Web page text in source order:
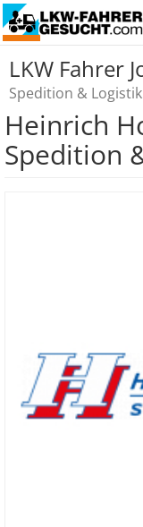
LKW Fahrer
Spedition & Logistik
Heinrich
Spedition